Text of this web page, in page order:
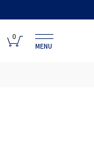
0
MENU